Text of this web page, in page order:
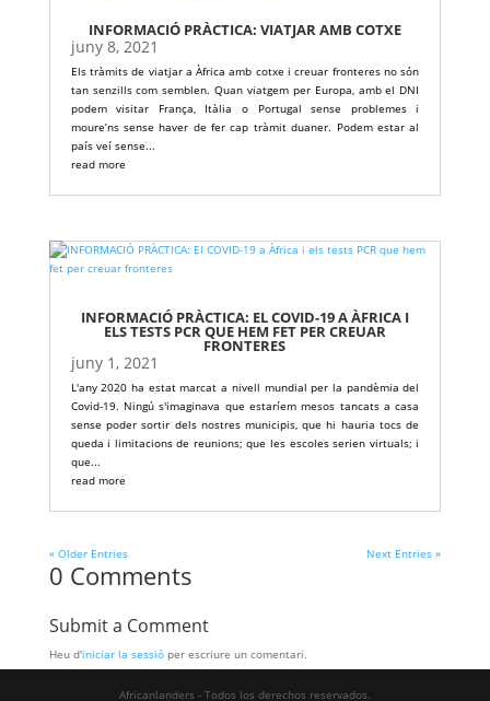
INFORMACIÓ PRÀCTICA: VIATJAR AMB COTXE
juny 8, 2021
Els tràmits de viatjar a Àfrica amb cotxe i creuar fronteres no són
tan senzills com semblen. Quan viatgem per Europa, amb el DNI
podem visitar França, Itàlia o Portugal sense problemes i
moure’ns sense haver de fer cap tràmit duaner. Podem estar al
país veí sense...
read more
INFORMACIÓ PRÀCTICA: EL COVID-19 A ÀFRICA I
ELS TESTS PCR QUE HEM FET PER CREUAR
FRONTERES
juny 1, 2021
L'any 2020 ha estat marcat a nivell mundial per la pandèmia del
Covid-19. Ningú s'imaginava que estaríem mesos tancats a casa
sense poder sortir dels nostres municipis, que hi hauria tocs de
queda i limitacions de reunions; que les escoles serien virtuals; i
que...
read more
« Older Entries Next Entries »
0 Comments
Submit a Comment
Heu d'iniciar la sessióper escriure un comentari.
Africanlanders - Todos los derechos reservados.